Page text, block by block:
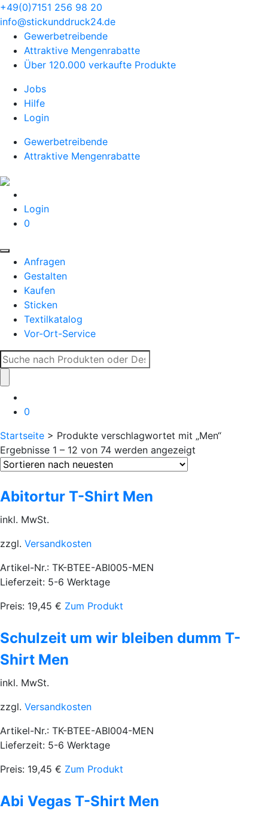
+49(0)7151 256 98 20‬
info@stickunddruck24.de
Gewerbetreibende
Attraktive Mengenrabatte
Über 120.000 verkaufte Produkte
Jobs
Hilfe
Login
Gewerbetreibende
Attraktive Mengenrabatte
Login
0
Anfragen
Gestalten
Kaufen
Sticken
Textilkatalog
Vor-Ort-Service
Suche
nach:
0
Startseite > Produkte verschlagwortet mit „Men“
Ergebnisse 1 – 12 von 74 werden angezeigt
Abitortur T-Shirt Men
inkl. MwSt.
zzgl. Versandkosten
Artikel-Nr.: TK-BTEE-ABI005-MEN
Lieferzeit: 5-6 Werktage
Preis: 19,45 € Zum Produkt
Schulzeit um wir bleiben dumm T-
Shirt Men
inkl. MwSt.
zzgl. Versandkosten
Artikel-Nr.: TK-BTEE-ABI004-MEN
Lieferzeit: 5-6 Werktage
Preis: 19,45 € Zum Produkt
Abi Vegas T-Shirt Men